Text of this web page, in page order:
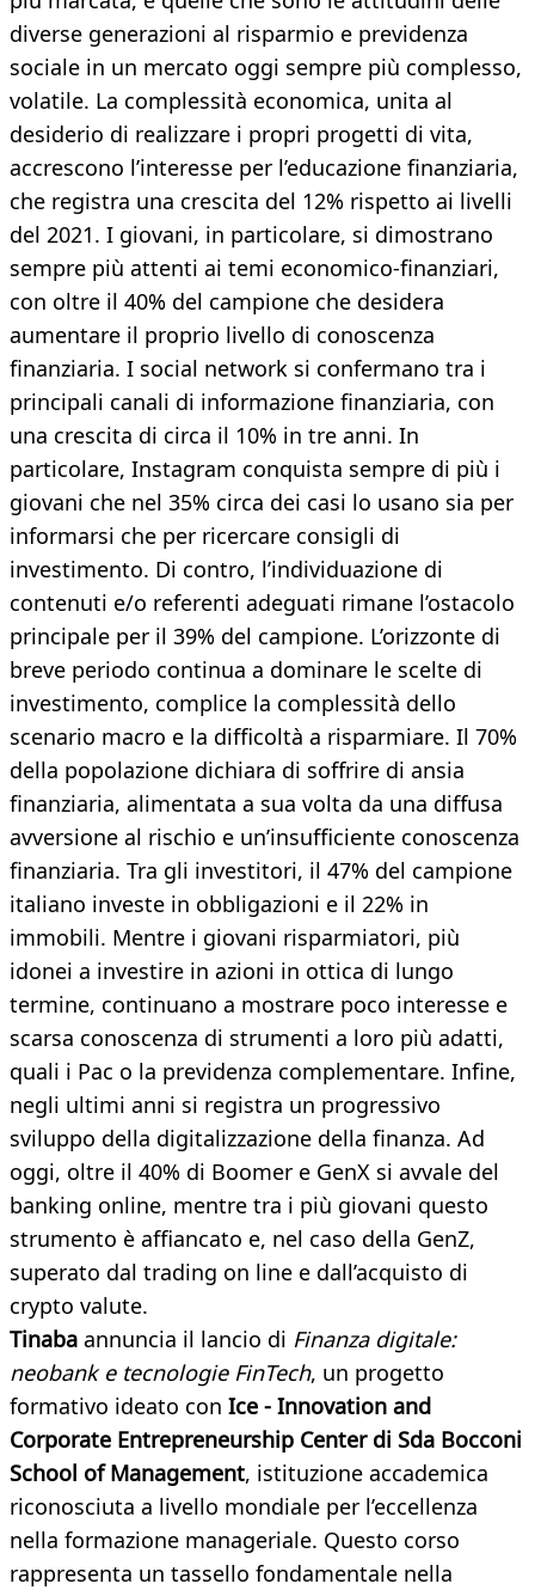
diverse generazioni al risparmio e previdenza
sociale in un mercato oggi sempre più complesso,
volatile. La complessità economica, unita al
desiderio di realizzare i propri progetti di vita,
accrescono l’interesse per l’educazione finanziaria,
che registra una crescita del 12% rispetto ai livelli
del 2021. I giovani, in particolare, si dimostrano
sempre più attenti ai temi economico-finanziari,
con oltre il 40% del campione che desidera
aumentare il proprio livello di conoscenza
finanziaria. I social network si confermano tra i
principali canali di informazione finanziaria, con
una crescita di circa il 10% in tre anni. In
particolare, Instagram conquista sempre di più i
giovani che nel 35% circa dei casi lo usano sia per
informarsi che per ricercare consigli di
investimento. Di contro, l’individuazione di
contenuti e/o referenti adeguati rimane l’ostacolo
principale per il 39% del campione. L’orizzonte di
breve periodo continua a dominare le scelte di
investimento, complice la complessità dello
scenario macro e la difficoltà a risparmiare. Il 70%
della popolazione dichiara di soffrire di ansia
finanziaria, alimentata a sua volta da una diffusa
avversione al rischio e un’insufficiente conoscenza
finanziaria. Tra gli investitori, il 47% del campione
italiano investe in obbligazioni e il 22% in
immobili. Mentre i giovani risparmiatori, più
idonei a investire in azioni in ottica di lungo
termine, continuano a mostrare poco interesse e
scarsa conoscenza di strumenti a loro più adatti,
quali i Pac o la previdenza complementare. Infine,
negli ultimi anni si registra un progressivo
sviluppo della digitalizzazione della finanza. Ad
oggi, oltre il 40% di Boomer e GenX si avvale del
banking online, mentre tra i più giovani questo
strumento è affiancato e, nel caso della GenZ,
superato dal trading on line e dall’acquisto di
crypto valute.
Tinaba annuncia il lancio di Finanza digitale:
neobank e tecnologie FinTech, un progetto
formativo ideato con Ice - Innovation and
Corporate Entrepreneurship Center di Sda Bocconi
School of Management, istituzione accademica
riconosciuta a livello mondiale per l’eccellenza
nella formazione manageriale. Questo corso
rappresenta un tassello fondamentale nella